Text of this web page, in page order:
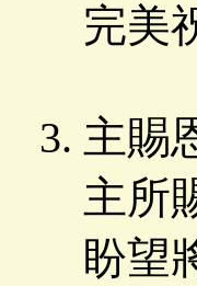
完美
主賜
主所
盼望